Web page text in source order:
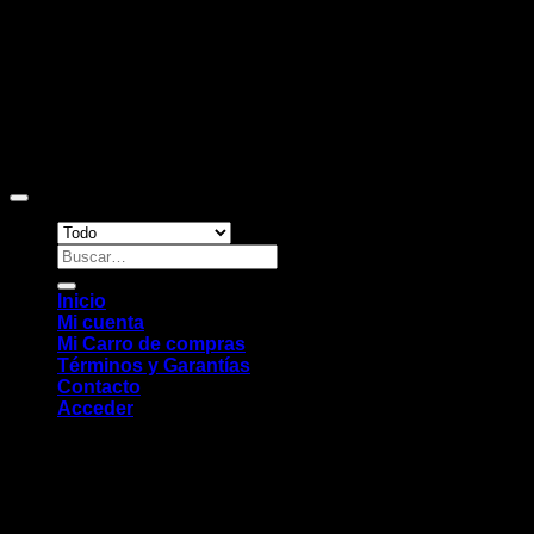
Buscar
por:
Inicio
Mi cuenta
Mi Carro de compras
Términos y Garantías
Contacto
Acceder